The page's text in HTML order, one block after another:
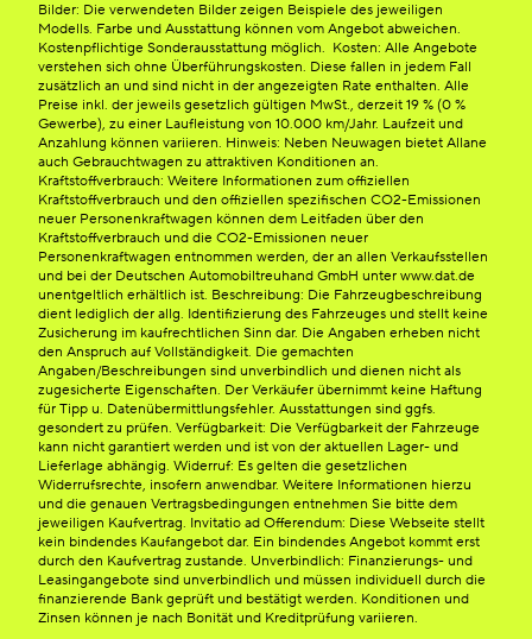
Bilder: Die verwendeten Bilder zeigen Beispiele des jeweiligen
Modells. Farbe und Ausstattung können vom Angebot abweichen.
Kostenpflichtige Sonderausstattung möglich. Kosten: Alle Angebote
verstehen sich ohne Überführungskosten. Diese fallen in jedem Fall
zusätzlich an und sind nicht in der angezeigten Rate enthalten. Alle
Preise inkl. der jeweils gesetzlich gültigen MwSt., derzeit 19 % (0 %
Gewerbe), zu einer Laufleistung von 10.000 km/Jahr. Laufzeit und
Anzahlung können variieren. Hinweis: Neben Neuwagen bietet Allane
auch Gebrauchtwagen zu attraktiven Konditionen an.
Kraftstoffverbrauch: Weitere Informationen zum offiziellen
Kraftstoffverbrauch und den offiziellen spezifischen CO2-Emissionen
neuer Personenkraftwagen können dem Leitfaden über den
Kraftstoffverbrauch und die CO2-Emissionen neuer
Personenkraftwagen entnommen werden, der an allen Verkaufsstellen
und bei der Deutschen Automobiltreuhand GmbH unter www.dat.de
unentgeltlich erhältlich ist. Beschreibung: Die Fahrzeugbeschreibung
dient lediglich der allg. Identifizierung des Fahrzeuges und stellt keine
Zusicherung im kaufrechtlichen Sinn dar. Die Angaben erheben nicht
den Anspruch auf Vollständigkeit. Die gemachten
Angaben/Beschreibungen sind unverbindlich und dienen nicht als
zugesicherte Eigenschaften. Der Verkäufer übernimmt keine Haftung
für Tipp u. Datenübermittlungsfehler. Ausstattungen sind ggfs.
gesondert zu prüfen. Verfügbarkeit: Die Verfügbarkeit der Fahrzeuge
kann nicht garantiert werden und ist von der aktuellen Lager- und
Lieferlage abhängig. Widerruf: Es gelten die gesetzlichen
Widerrufsrechte, insofern anwendbar. Weitere Informationen hierzu
und die genauen Vertragsbedingungen entnehmen Sie bitte dem
jeweiligen Kaufvertrag. Invitatio ad Offerendum: Diese Webseite stellt
kein bindendes Kaufangebot dar. Ein bindendes Angebot kommt erst
durch den Kaufvertrag zustande. Unverbindlich: Finanzierungs- und
Leasingangebote sind unverbindlich und müssen individuell durch die
finanzierende Bank geprüft und bestätigt werden. Konditionen und
Zinsen können je nach Bonität und Kreditprüfung variieren.